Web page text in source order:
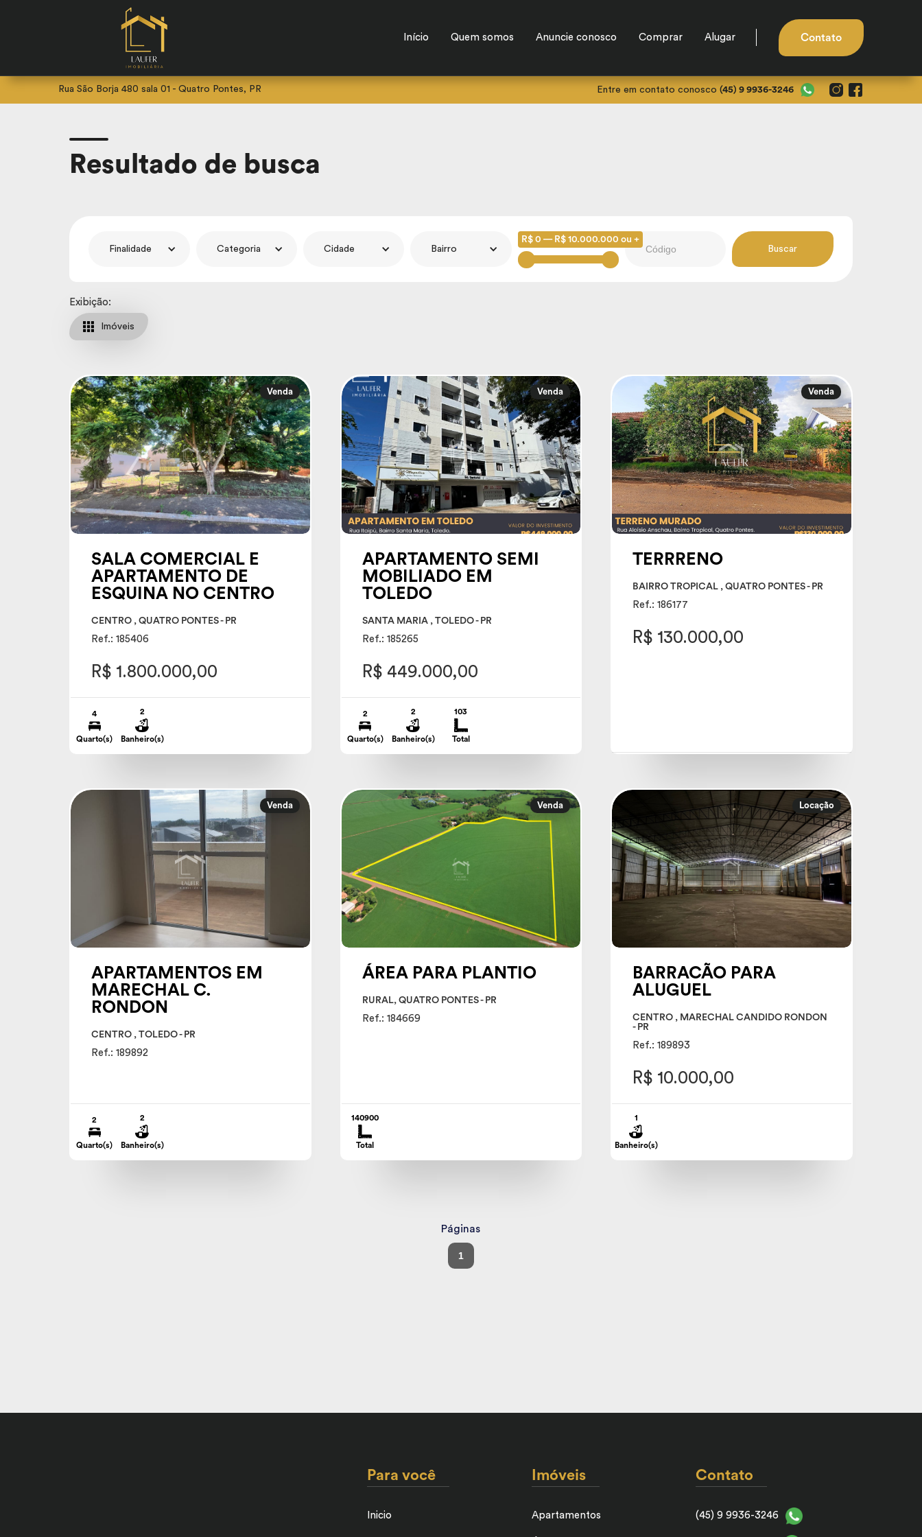
Início Quem somos Anuncie conosco Comprar Alugar Contato
Rua São Borja 480 sala 01 - Quatro Pontes, PR Entre em contato conosco (45) 9 9936-3246
Resultado de busca
Finalidade Categoria Cidade Bairro
R$ 0 — R$ 10.000.000 ou +
Exibição:
Imóveis
Venda
SALA COMERCIAL E
APARTAMENTO DE
ESQUINA NO CENTRO
CENTRO , QUATRO PONTES - PR
Ref.: 185406
R$ 1.800.000,00
4
Quarto(s)
2
Banheiro(s)
Venda
APARTAMENTO SEMI
MOBILIADO EM
TOLEDO
SANTA MARIA , TOLEDO - PR
Ref.: 185265
R$ 449.000,00
2
Quarto(s)
2
Banheiro(s)
103
Total
Venda
TERRRENO
BAIRRO TROPICAL , QUATRO PONTES - PR
Ref.: 186177
R$ 130.000,00
Venda
APARTAMENTOS EM
MARECHAL C.
RONDON
CENTRO , TOLEDO - PR
Ref.: 189892
2
Quarto(s)
2
Banheiro(s)
Venda
ÁREA PARA PLANTIO
RURAL, QUATRO PONTES - PR
Ref.: 184669
140900
Total
Locação
BARRACÃO PARA
ALUGUEL
CENTRO , MARECHAL CANDIDO RONDON
- PR
Ref.: 189893
R$ 10.000,00
1
Banheiro(s)
Páginas
1
Para você
Inicio
Imóveis
Apartamentos
Contato
(45) 9 9936-3246